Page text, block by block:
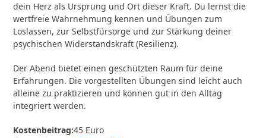
dein Herz als Ursprung und Ort dieser Kraft. Du lernst die
wertfreie Wahrnehmung kennen und Übungen zum
Loslassen, zur Selbstfürsorge und zur Stärkung deiner
psychischen Widerstandskraft (Resilienz).
Der Abend bietet einen geschützten Raum für deine
Erfahrungen. Die vorgestellten Übungen sind leicht auch
alleine zu praktizieren und können gut in den Alltag
integriert werden.
Kostenbeitrag:45 Euro